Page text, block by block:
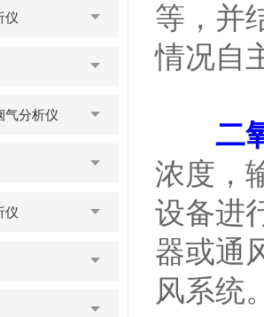
仪
气分析仪
仪
等，并
情况自
二
浓度，
设备进
器或通
风系统